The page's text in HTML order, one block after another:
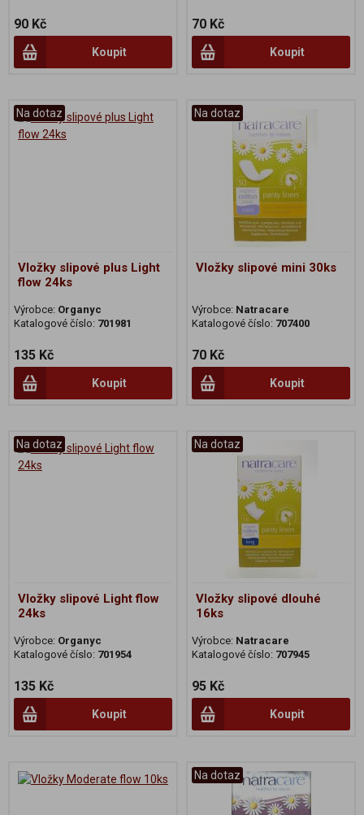
90 Kč
Koupit
70 Kč
Koupit
Na dotaz
Vložky slipové plus Light
flow 24ks
Výrobce: Organyc
Katalogové číslo: 701981
135 Kč
Koupit
Na dotaz
Vložky slipové mini 30ks
Výrobce: Natracare
Katalogové číslo: 707400
70 Kč
Koupit
Na dotaz
Vložky slipové Light flow
24ks
Výrobce: Organyc
Katalogové číslo: 701954
135 Kč
Koupit
Na dotaz
Vložky slipové dlouhé
16ks
Výrobce: Natracare
Katalogové číslo: 707945
95 Kč
Koupit
Na dotaz